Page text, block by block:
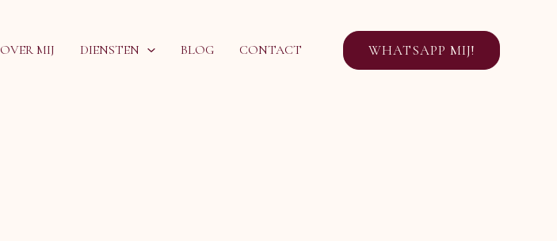
OVER MIJ DIENSTEN BLOG CONTACT WHATSAPP MIJ!